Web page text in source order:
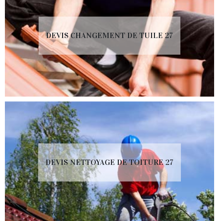
DEVIS CHANGEMENT DE TUILE 27
DEVIS NETTOYAGE DE TOITURE 27